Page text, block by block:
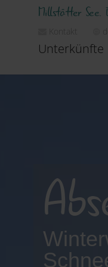
Millstätter See.
Unterkünfte